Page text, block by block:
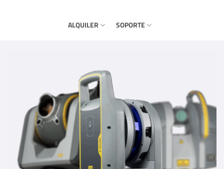
ALQUILER SOPORTE